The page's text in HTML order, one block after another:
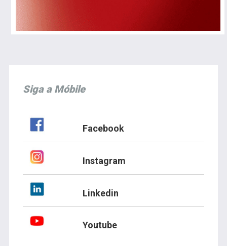
Siga a Móbile
Facebook
Instagram
Linkedin
Youtube